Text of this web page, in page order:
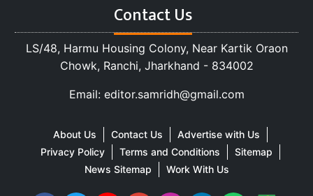
Contact Us
LS/48, Harmu Housing Colony, Near Kartik Oraon
Chowk, Ranchi, Jharkhand - 834002
Email: editor.samridh@gmail.com
About Us Contact Us
Advertise with Us
Privacy Policy
Terms and Conditions
Sitemap
News Sitemap
Work With Us